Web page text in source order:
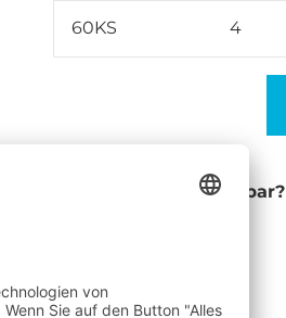
60KS 4
Produkt nicht verfügbar?